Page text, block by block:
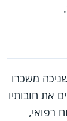
.
משכרו
את חובותיו
רפואי,